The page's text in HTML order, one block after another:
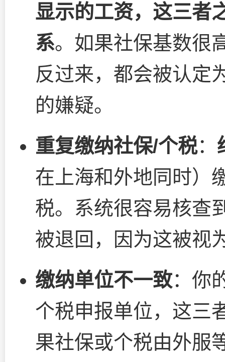
显示的工资，这三者
系。如果社保基数很
反过来，都会被认定
的嫌疑。
重复缴纳社保/个税：
在上海和外地同时）
税。系统很容易核查
被退回，因为这被视
缴纳单位不一致：你
个税申报单位，这三
果社保或个税由外服